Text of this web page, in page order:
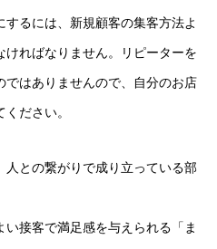
るには、新規顧客の集客方法よ
ければなりません。リピーターを
はありませんので、自分のお店
ださい。
との繋がりで成り立っている部
接客で満足感を与えられる「ま